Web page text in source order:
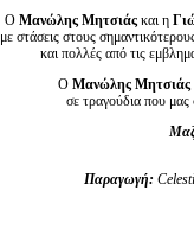
Ο Μανώλης Μητσιάςκαι η
με στάσεις στους
και πολλές από τις
Ο Μανώλης Μητσιάς
σε τραγούδια που μας
Παραγωγή: